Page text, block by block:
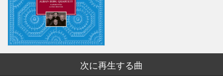
次に再生する曲